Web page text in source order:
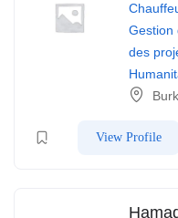
Gestion
des
View Profile